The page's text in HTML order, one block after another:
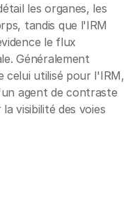
les organes, les
tandis que l'IRM
le flux
Généralement
celui utilisé pour l'IRM,
agent de contraste
visibilité des voies